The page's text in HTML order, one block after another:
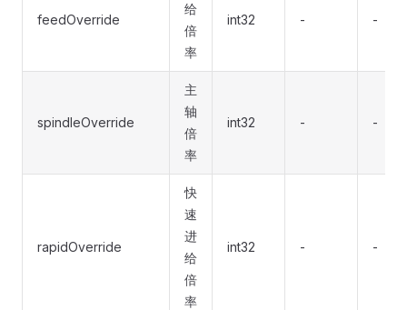
feedOverride
给
倍
率
int32 - -
spindleOverride
主
轴
倍
率
int32 - -
rapidOverride
快
速
进
给
倍
率
int32 - -